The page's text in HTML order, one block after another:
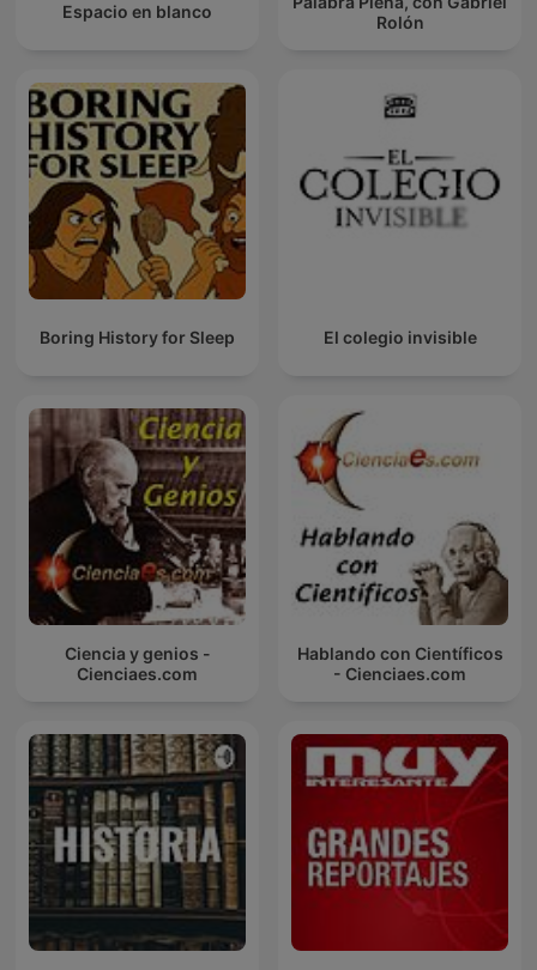
Espacio en blanco
Rolón
Boring History for Sleep El colegio invisible
Ciencia y genios -
Cienciaes.com
Hablando con Científicos
- Cienciaes.com